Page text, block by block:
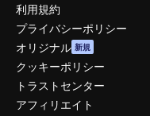
利用規約
プライバシーポリシー
オリジナル 新規
クッキーポリシー
トラストセンター
アフィリエイト